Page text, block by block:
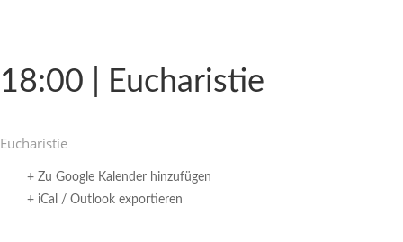
18:00 | Eucharistie
Eucha­ristie
+ Zu Google Kalender hinzufügen
+ iCal / Outlook exportieren